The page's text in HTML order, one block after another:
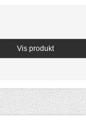
Vis produkt